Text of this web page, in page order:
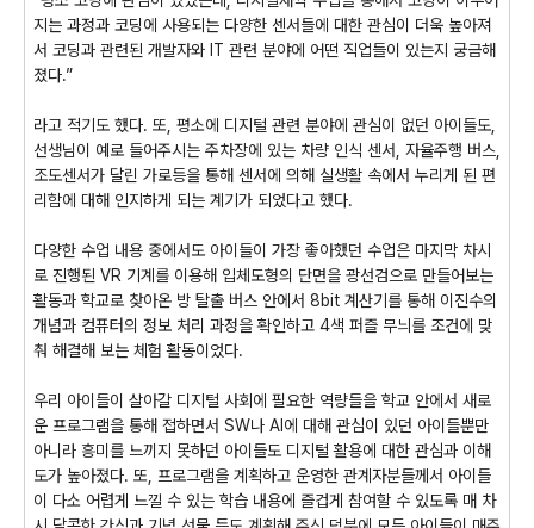
지는 과정과 코딩에 사용되는 다양한 센서들에 대한 관심이 더욱 높아져
서 코딩과 관련된 개발자와 IT 관련 분야에 어떤 직업들이 있는지 궁금해
졌다.”
라고 적기도 했다. 또, 평소에 디지털 관련 분야에 관심이 없던 아이들도,
선생님이 예로 들어주시는 주차장에 있는 차량 인식 센서, 자율주행 버스,
조도센서가 달린 가로등을 통해 센서에 의해 실생활 속에서 누리게 된 편
리함에 대해 인지하게 되는 계기가 되었다고 했다.
다양한 수업 내용 중에서도 아이들이 가장 좋아했던 수업은 마지막 차시
로 진행된 VR 기계를 이용해 입체도형의 단면을 광선검으로 만들어보는
활동과 학교로 찾아온 방 탈출 버스 안에서 8bit 계산기를 통해 이진수의
개념과 컴퓨터의 정보 처리 과정을 확인하고 4색 퍼즐 무늬를 조건에 맞
춰 해결해 보는 체험 활동이었다.
우리 아이들이 살아갈 디지털 사회에 필요한 역량들을 학교 안에서 새로
운 프로그램을 통해 접하면서 SW나 AI에 대해 관심이 있던 아이들뿐만
아니라 흥미를 느끼지 못하던 아이들도 디지털 활용에 대한 관심과 이해
도가 높아졌다. 또, 프로그램을 계획하고 운영한 관계자분들께서 아이들
이 다소 어렵게 느낄 수 있는 학습 내용에 즐겁게 참여할 수 있도록 매 차